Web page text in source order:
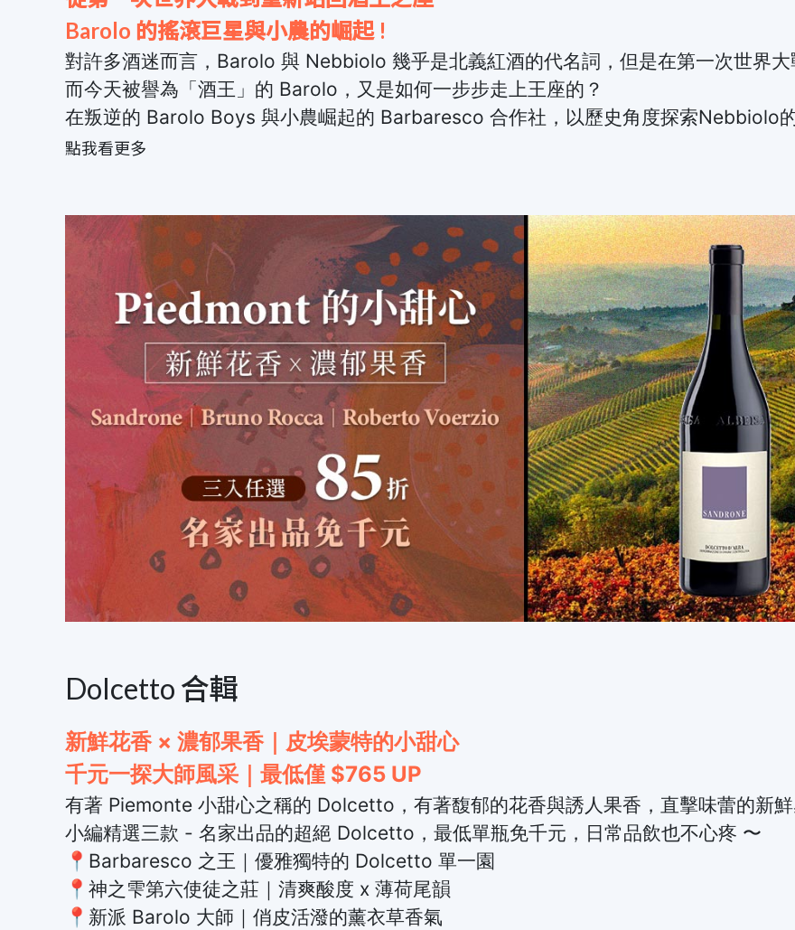
Barolo 的搖滾巨星與小農的崛起 !
對許多酒迷而言，Barolo 與 Nebbiolo 幾乎是北義紅酒的代名詞，但是在第一次世界大
而今天被譽為「酒王」的 Barolo，又是如何一步步走上王座的？
在叛逆的 Barolo Boys 與小農崛起的 Barbaresco 合作社，以歷史角度探索Nebbiolo的
點我看更多
Dolcetto 合輯
新鮮花香 × 濃郁果香｜皮埃蒙特的小甜心
千元一探大師風采｜最低僅 $765 UP
有著 Piemonte 小甜心之稱的 Dolcetto，有著馥郁的花香與誘人果香，直擊味蕾的新鮮
小編精選三款 - 名家出品的超絕 Dolcetto，最低單瓶免千元，日常品飲也不心疼 〜
📍Barbaresco 之王｜優雅獨特的 Dolcetto 單一園
📍神之雫第六使徒之莊｜清爽酸度 x 薄荷尾韻
📍新派 Barolo 大師｜俏皮活潑的薰衣草香氣